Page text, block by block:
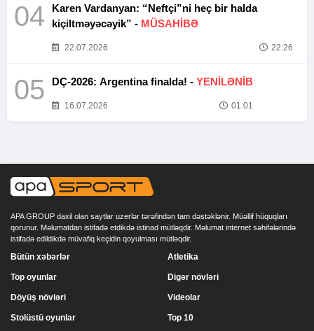
04
Karen Vardanyan: “Neftçi”ni heç bir halda
kiçiltməyəcəyik” - MÜSAHİBƏ
22.07.2026 22:26
05 DÇ-2026: Argentina finalda! - YENİLƏNİB
16.07.2026 01:01
APA GROUP daxil olan saytlar uzerlər tərəfindən tam dəstəklənir. Müəllif hüquqları
qorunur. Məlumatdan istifadə etdikdə istinad mütləqdir. Məlumat internet səhifələrində
istifadə edildikdə müvafiq keçidin qoyulması mütləqdir.
Bütün xəbərlər
Top oyunlar
Döyüş növləri
Stolüstü oyunlar
Atletika
Digər növləri
Videolar
Top 10